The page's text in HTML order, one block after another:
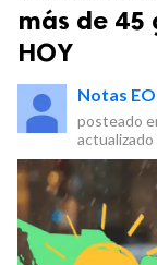
más de 45
HOY
Notas
posteado
actualizado